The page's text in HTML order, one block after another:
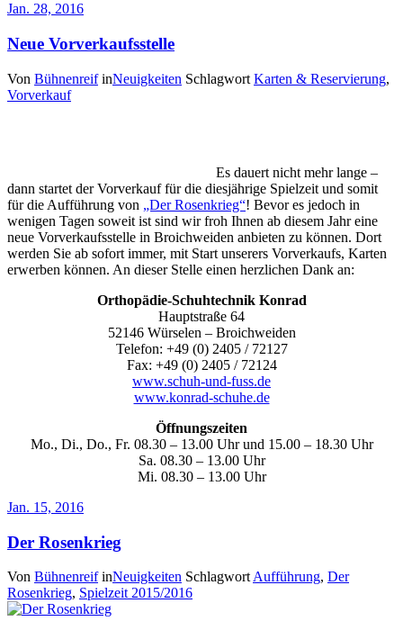
Jan. 28, 2016
Neue Vorverkaufsstelle
Von Bühnenreif inNeuigkeiten Schlagwort Karten & Reservierung,
Vorverkauf
Es dauert nicht mehr lange –
dann startet der Vorverkauf für die diesjährige Spielzeit und somit
für die Aufführung von „Der Rosenkrieg“! Bevor es jedoch in
wenigen Tagen soweit ist sind wir froh Ihnen ab diesem Jahr eine
neue Vorverkaufsstelle in Broichweiden anbieten zu können. Dort
werden Sie ab sofort immer, mit Start unserers Vorverkaufs, Karten
erwerben können. An dieser Stelle einen herzlichen Dank an:
Orthopädie-Schuhtechnik Konrad
Hauptstraße 64
52146 Würselen – Broichweiden
Telefon: +49 (0) 2405 / 72127
Fax: +49 (0) 2405 / 72124
www.schuh-und-fuss.de
www.konrad-schuhe.de
Öffnungszeiten
Mo., Di., Do., Fr. 08.30 – 13.00 Uhr und 15.00 – 18.30 Uhr
Sa. 08.30 – 13.00 Uhr
Mi. 08.30 – 13.00 Uhr
Jan. 15, 2016
Der Rosenkrieg
Von Bühnenreif inNeuigkeiten Schlagwort Aufführung, Der
Rosenkrieg, Spielzeit 2015/2016